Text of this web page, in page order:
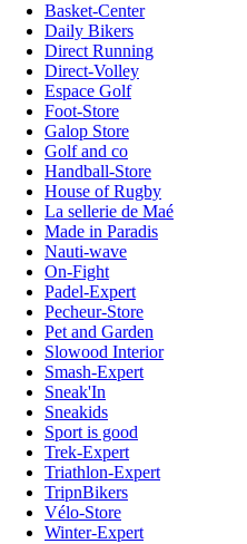
Basket-Center
Daily Bikers
Direct Running
Direct-Volley
Espace Golf
Foot-Store
Galop Store
Golf and co
Handball-Store
House of Rugby
La sellerie de Maé
Made in Paradis
Nauti-wave
On-Fight
Padel-Expert
Pecheur-Store
Pet and Garden
Slowood Interior
Smash-Expert
Sneak'In
Sneakids
Sport is good
Trek-Expert
Triathlon-Expert
TripnBikers
Vélo-Store
Winter-Expert